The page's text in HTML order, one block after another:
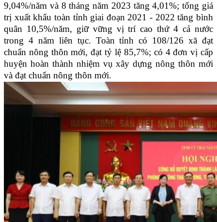
9,04%/năm và 8 tháng năm 2023 tăng 4,01%; tổng giá
trị xuất khẩu toàn tỉnh giai đoạn 2021 - 2022 tăng bình
quân 10,5%/năm, giữ vững vị trí cao thứ 4 cả nước
trong 4 năm liên tục. Toàn tỉnh có 108/126 xã đạt
chuẩn nông thôn mới, đạt tỷ lệ 85,7%; có 4 đơn vị cấp
huyện hoàn thành nhiệm vụ xây dựng nông thôn mới
và đạt chuẩn nông thôn mới.